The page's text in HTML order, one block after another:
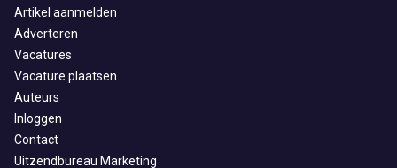
Artikel aanmelden
Adverteren
Vacatures
Vacature plaatsen
Auteurs
Inloggen
Contact
Uitzendbureau Marketing